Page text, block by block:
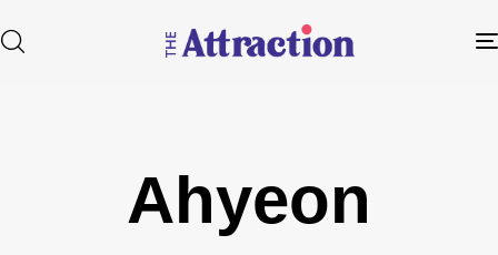
Type and hit enterAhyeon